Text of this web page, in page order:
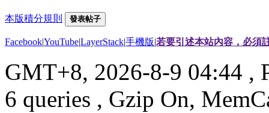
本版積分規則 發表帖子
Facebook|YouTube|LayerStack|手機版|若要引述本站內容，必須
GMT+8, 2026-8-9 04:44 ,
6 queries , Gzip On,